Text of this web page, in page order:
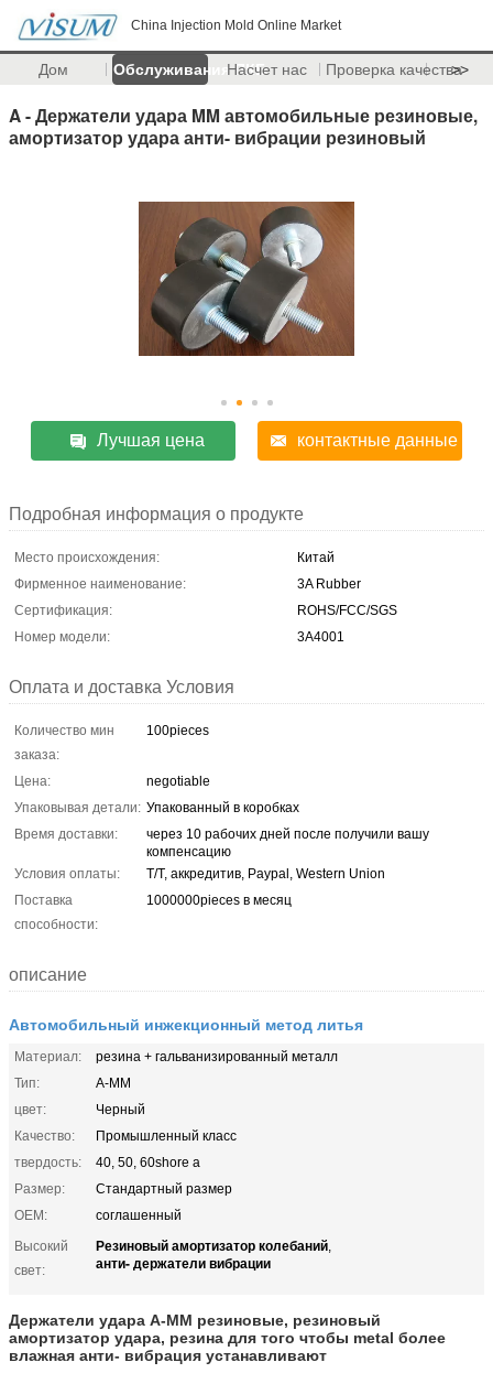
China Injection Mold Online Market
Дом Обслуживания ПКБНасчет нас Проверка качества>>
A - Держатели удара MM автомобильные резиновые,
амортизатор удара анти- вибрации резиновый
Лучшая цена контактные данные
Подробная информация о продукте
Место происхождения:
Китай
Фирменное наименование:
3A Rubber
Сертификация:
ROHS/FCC/SGS
Номер модели:
3A4001
Оплата и доставка Условия
Количество мин
заказа:
100pieces
Цена:
negotiable
Упаковывая детали: Упакованный в коробках
Время доставки:
через 10 рабочих дней после получили вашу
компенсацию
Условия оплаты:
T/T, аккредитив, Paypal, Western Union
Поставка
способности:
1000000pieces в месяц
описание
Автомобильный инжекционный метод литья
Материал:
резина + гальванизированный металл
Тип:
A-MM
цвет:
Черный
Качество:
Промышленный класс
твердость:
40, 50, 60shore a
Размер:
Стандартный размер
OEM:
соглашенный
Высокий
свет:
Резиновый амортизатор колебаний,
анти- держатели вибрации
Держатели удара A-MM резиновые, резиновый
амортизатор удара, резина для того чтобы metal более
влажная анти- вибрация устанавливают